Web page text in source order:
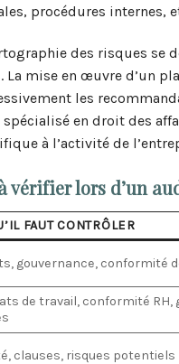
procédures internes,
des risques
mise en œuvre d’un
les
en droit des
à l’activité de
vérifier lors d’un
FAUT CONTRÔLER
gouvernance, conformité
de travail, conformité RH,
clauses, risques potentiels